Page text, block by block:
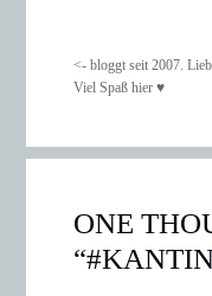
<- bloggt seit 2007.
Viel Spaß hier ♥
ONE
“